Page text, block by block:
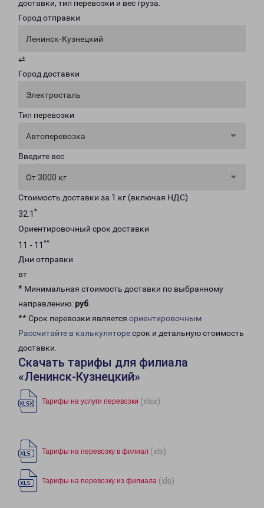
доставки, тип перевозки и вес груза.
Город отправки
Ленинск-Кузнецкий
⇄
Город доставки
Электросталь
Тип перевозки
Автоперевозка
Введите вес
От 3000 кг
Стоимость доставки за 1 кг (включая НДС)
32.1 *
Ориентировочный срок доставки
11 - 11 **
Дни отправки
вт
* Минимальная стоимость доставки по выбранному
направлению: руб.
** Срок перевозки является ориентировочным
Рассчитайте в калькуляторесрок и детальную стоимость
доставки.
Скачать тарифы для филиала
«Ленинск-Кузнецкий»
Тарифы на услуги перевозки (xlsx)
Тарифы на перевозку в филиал (xls)
Тарифы на перевозку из филиала (xls)